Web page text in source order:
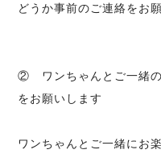
どうか事前のご連絡をお
② ワンちゃんとご一緒の
をお願いします
ワンちゃんとご一緒にお